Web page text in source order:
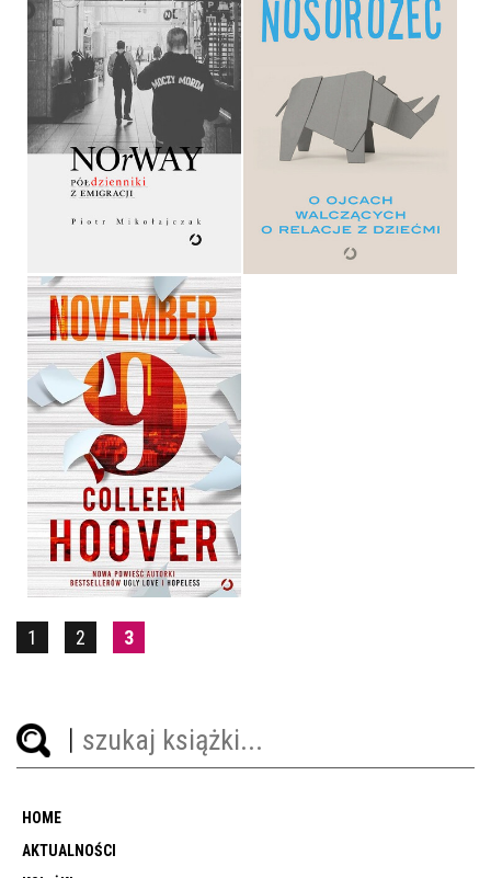
NORWAY
PIOTR MIKOŁAJCZAK
OPRAWA MIĘKKA ZE SKRZYDEŁKAMI
44,99 ZŁ
NOSOROŻEC. O OJCACH
WALCZĄCYCH O RELACJE
Z DZIEĆMI
MARTA KAWALEC
OPRAWA MIĘKKA
49,99 ZŁ
NOVEMBER 9
COLLEEN HOOVER
39,90 ZŁ
1 2 3
HOME
AKTUALNOŚCI